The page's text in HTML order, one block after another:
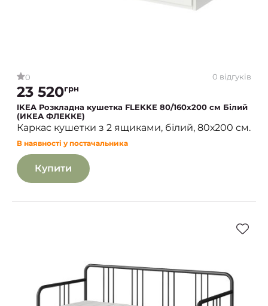
0 0 відгуків
23 520грн
IKEA Розкладна кушетка FLEKKE 80/160х200 см Білий
(ИКЕА ФЛЕККЕ)
Каркас кушетки з 2 ящиками, білий, 80х200 см.
В наявності у постачальника
Купити